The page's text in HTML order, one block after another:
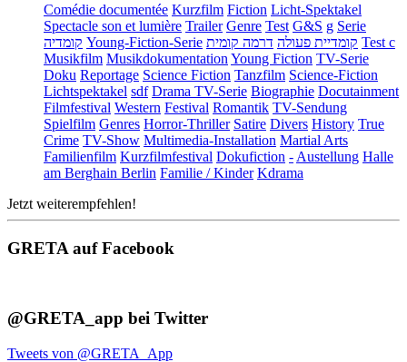
Comédie documentée Kurzfilm Fiction Licht-Spektakel
Spectacle son et lumière Trailer Genre Test G&S g Serie
קומדיה Young-Fiction-Serie קומדיית פעולה דרמה קומית
Test c
Musikfilm Musikdokumentation Young Fiction TV-Serie
Doku Reportage Science Fiction Tanzfilm Science-Fiction
Lichtspektakel sdf Drama TV-Serie Biographie Docutainment
Filmfestival Western Festival Romantik TV-Sendung
Spielfilm Genres Horror-Thriller Satire Divers History True
Crime TV-Show Multimedia-Installation Martial Arts
Familienfilm Kurzfilmfestival Dokufiction - Austellung Halle
am Berghain Berlin Familie / Kinder Kdrama
Jetzt weiterempfehlen!
GRETA auf Facebook
@GRETA_app bei Twitter
Tweets von @GRETA_App